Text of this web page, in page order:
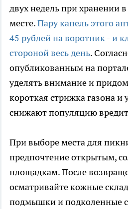
двух недель при хранении
месте.Пару капель этого
45 рублей на воротник - и
стороной весь день.
опубликованным на
уделять внимание и
короткая стрижка газона и
снижают популяцию
При выборе места для
предпочтение открытым,
площадкам. После
осматривайте кожные
подмышки и подколенные